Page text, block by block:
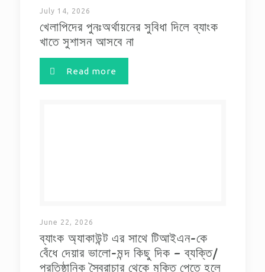
July 14, 2026
খেলাপিদের পুনঃঅর্থায়নের সুবিধা দিলে ব্যাংক
খাতে সুশাসন আসবে না
Read more
June 22, 2026
ব্যাংক অ্যাকাউন্ট এর সাথে টিআইএন-কে
বেঁধে দেয়ার ভালো-মন্দ কিছু দিক – ব্যক্তি/
প্রতিষ্ঠানিক স্বৈরাচার থেকে মুক্তি পেতে হলে